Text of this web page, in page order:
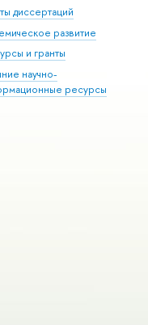
диссертаций
развитие
и гранты
научно-
ресурсы